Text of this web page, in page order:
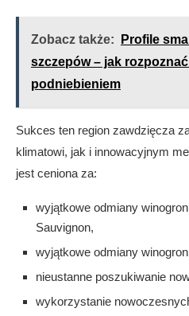
Zobacz także:
Profile
szczepów – jak
podniebieniem
Sukces ten region zawdzięcza
klimatowi, jak i innowacyjnym
jest ceniona za:
wyjątkowe odmiany
Sauvignon,
wyjątkowe odmiany
nieustanne poszukiwanie
wykorzystanie